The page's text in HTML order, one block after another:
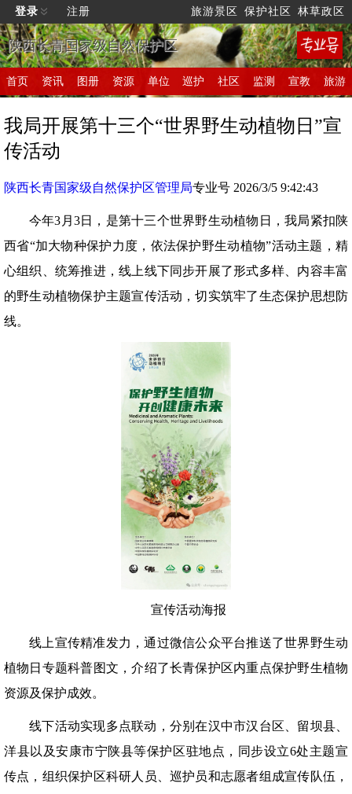
登录 注册 旅游景区 保护社区 林草政区
陕西长青国家级自然保护区
首页 资讯 图册 资源 单位 巡护 社区 监测 宣教 旅游
我局开展第十三个“世界野生动植物日”宣
传活动
陕西长青国家级自然保护区管理局专业号 2026/3/5 9:42:43
今年3月3日，是第十三个世界野生动植物日，我局紧扣陕
西省“加大物种保护力度，依法保护野生动植物”活动主题，精
心组织、统筹推进，线上线下同步开展了形式多样、内容丰富
的野生动植物保护主题宣传活动，切实筑牢了生态保护思想防
线。
宣传活动海报
线上宣传精准发力，通过微信公众平台推送了世界野生动
植物日专题科普图文，介绍了长青保护区内重点保护野生植物
资源及保护成效。
线下活动实现多点联动，分别在汉中市汉台区、留坝县、
洋县以及安康市宁陕县等保护区驻地点，同步设立6处主题宣
传点，组织保护区科研人员、巡护员和志愿者组成宣传队伍，